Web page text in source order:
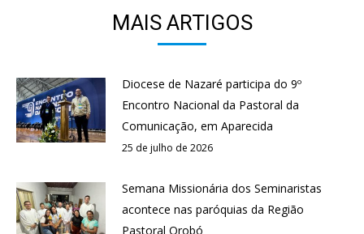
MAIS ARTIGOS
Diocese de Nazaré participa do 9º
Encontro Nacional da Pastoral da
Comunicação, em Aparecida
25 de julho de 2026
Semana Missionária dos Seminaristas
acontece nas paróquias da Região
Pastoral Orobó